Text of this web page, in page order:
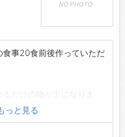
食事20食前後作っていただ
でのお仕事になります。
っと見る